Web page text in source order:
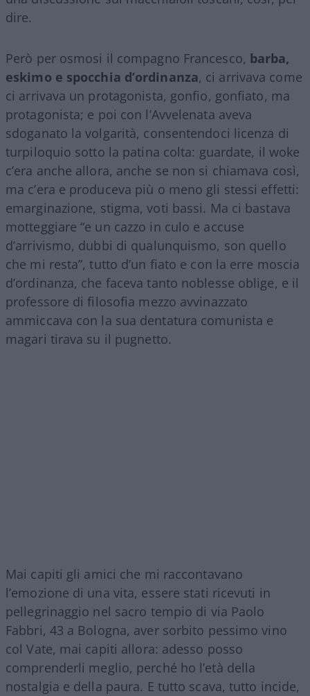
dire.
Però per osmosi il compagno Francesco, barba,
eskimo e spocchia d’ordinanza, ci arrivava come
ci arrivava un protagonista, gonfio, gonfiato, ma
protagonista; e poi con l’Avvelenata aveva
sdoganato la volgarità, consentendoci licenza di
turpiloquio sotto la patina colta: guardate, il woke
c’era anche allora, anche se non si chiamava così,
ma c’era e produceva più o meno gli stessi effetti:
emarginazione, stigma, voti bassi. Ma ci bastava
motteggiare “e un cazzo in culo e accuse
d’arrivismo, dubbi di qualunquismo, son quello
che mi resta”, tutto d’un fiato e con la erre moscia
d’ordinanza, che faceva tanto noblesse oblige, e il
professore di filosofia mezzo avvinazzato
ammiccava con la sua dentatura comunista e
magari tirava su il pugnetto.
Mai capiti gli amici che mi raccontavano
l’emozione di una vita, essere stati ricevuti in
pellegrinaggio nel sacro tempio di via Paolo
Fabbri, 43 a Bologna, aver sorbito pessimo vino
col Vate, mai capiti allora: adesso posso
comprenderli meglio, perché ho l’età della
nostalgia e della paura. E tutto scava, tutto incide,